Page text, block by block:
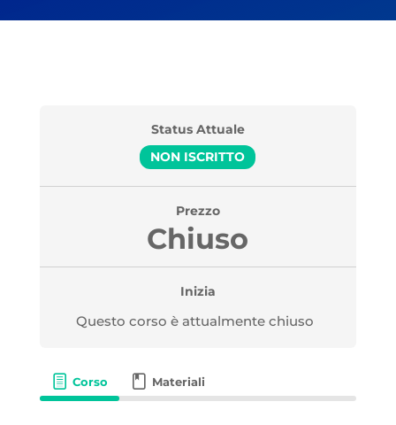
Status Attuale
NON ISCRITTO
Prezzo
Chiuso
Inizia
Questo corso è attualmente chiuso
Corso Materiali